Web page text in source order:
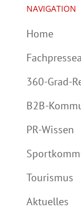
NAVIGATION
Home
360-Grad-
B2B-
PR-Wissen
Tourismus
Aktuelles